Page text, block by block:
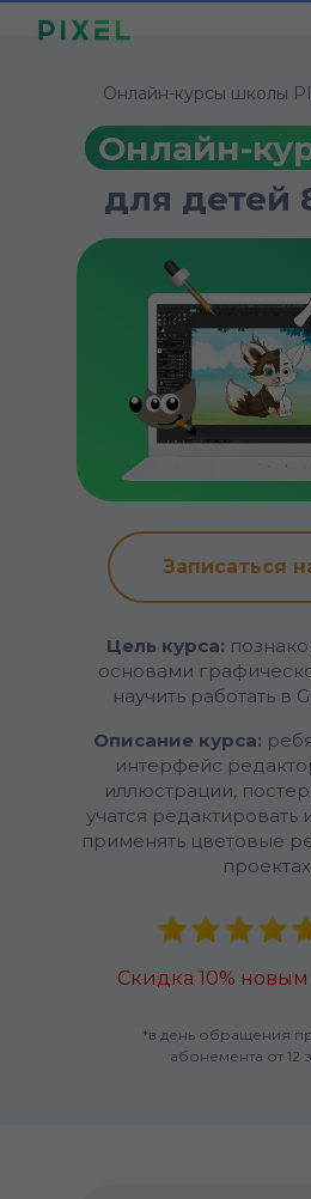
Онлайн-
для детей
Цель курса:
основами
научить работать в
Описание курса:
интерфейс
иллюстрации,
учатся
применять цветовые
Записаться
Онлайн-курсы школы
Скидка 10%
*в день обращения
абонемента от 12